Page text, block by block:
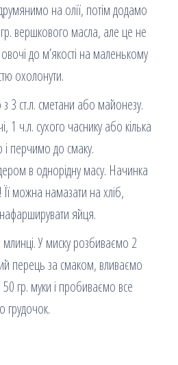
на олії, потім додамо
вершкового масла, але це не
до м’якості на маленькому
охолонути.
з 3 ст.л. сметани або майонезу.
ч.л. сухого часнику або кілька
і перчимо до смаку.
в однорідну масу. Начинка
можна намазати на хліб,
яйця.
млинці. У миску розбиваємо 2
перець за смаком, вливаємо
гр. муки і пробиваємо все